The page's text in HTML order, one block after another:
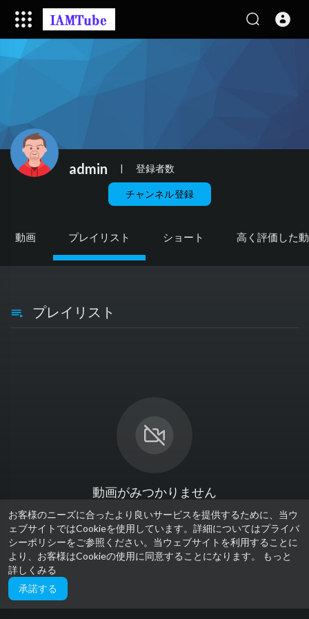
お客様のニーズに合ったより良いサービスを提供するために、当ウ
ェブサイトではCookieを使用しています。詳細についてはプライバ
シーポリシーをご参照ください。当ウェブサイトを利用することに
より、お客様はCookieの使用に同意することになります。
もっと
詳しくみる
承諾する
admin | 登録者数
チャンネル登録
動画 プレイリスト ショート 高く評価した
プレイリスト
動画がみつかりません